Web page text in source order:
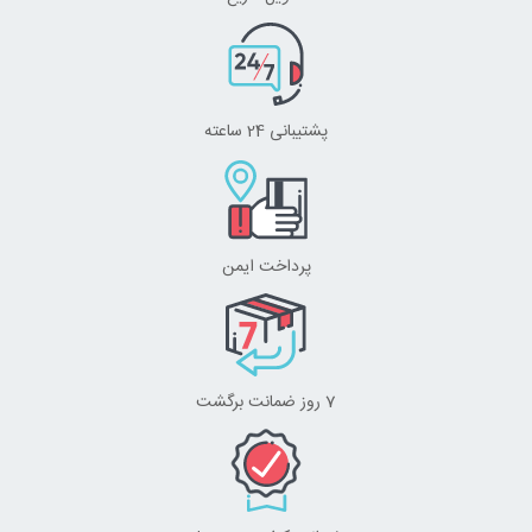
پشتیبانی 24 ساعته
پرداخت ایمن
7 روز ضمانت برگشت